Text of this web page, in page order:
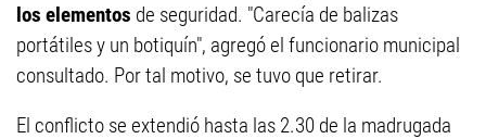
los elementos de seguridad. "Carecía de balizas
portátiles y un botiquín", agregó el funcionario municipal
consultado. Por tal motivo, se tuvo que retirar.
El conflicto se extendió hasta las 2.30 de la madrugada